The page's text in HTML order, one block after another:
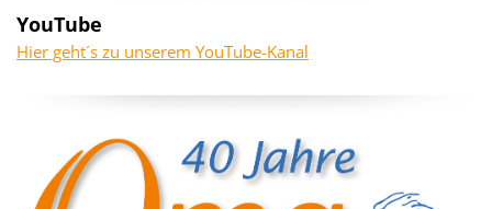
YouTube
Hier geht´s zu unserem YouTube-Kanal